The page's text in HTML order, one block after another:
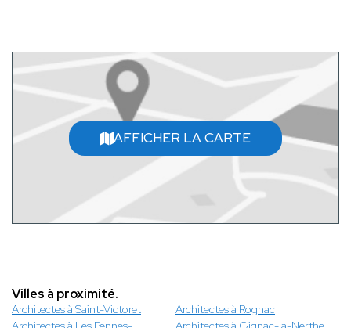
AFFICHER LA CARTE
Villes à proximité.
Architectes à Saint-Victoret
Architectes à Rognac